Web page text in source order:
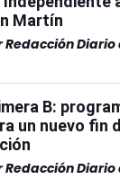
Martín
Redacción Diario
B:
un nuevo fin
Redacción Diario